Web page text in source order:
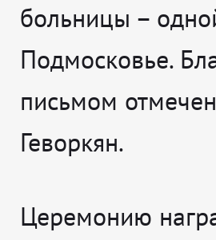
больницы –
Подмосковье.
письмом
Геворкян.
Церемонию